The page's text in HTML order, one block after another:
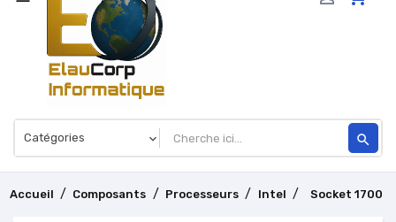
search
Accueil Composants Processeurs Intel Socket 1700